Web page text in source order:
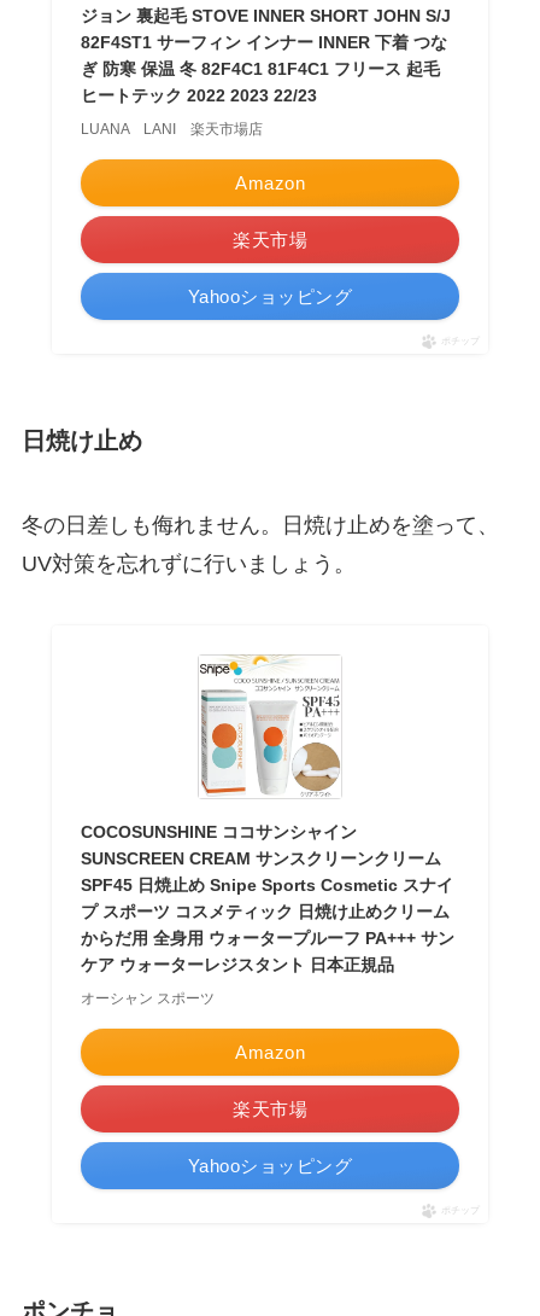
ジョン 裏起毛 STOVE INNER SHORT JOHN S/J
82F4ST1 サーフィン インナー INNER 下着 つな
ぎ 防寒 保温 冬 82F4C1 81F4C1 フリース 起毛
ヒートテック 2022 2023 22/23
LUANA LANI 楽天市場店
Amazon
楽天市場
Yahooショッピング
ポチップ
日焼け止め
冬の日差しも侮れません。日焼け止めを塗って、
UV対策を忘れずに行いましょう。
COCOSUNSHINE ココサンシャイン
SUNSCREEN CREAM サンスクリーンクリーム
SPF45 日焼止め Snipe Sports Cosmetic スナイ
プ スポーツ コスメティック 日焼け止めクリーム
からだ用 全身用 ウォータープルーフ PA+++ サン
ケア ウォーターレジスタント 日本正規品
オーシャン スポーツ
Amazon
楽天市場
Yahooショッピング
ポチップ
ポンチョ